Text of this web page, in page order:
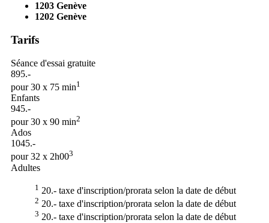
1203 Genève
1202 Genève
Tarifs
Séance d'essai gratuite
895.-
pour 30 x 75 min1
Enfants
945.-
pour 30 x 90 min2
Ados
1045.-
pour 32 x 2h003
Adultes
1 20.- taxe d'inscription/prorata selon la date de début
2 20.- taxe d'inscription/prorata selon la date de début
3 20.- taxe d'inscription/prorata selon la date de début